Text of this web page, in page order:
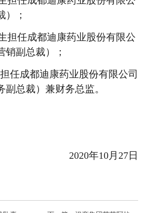
）；
担任成都迪康药业股份有限公
销副总裁）；
任成都迪康药业股份有限公司
副总裁）兼财务总监。
2020年10月27日